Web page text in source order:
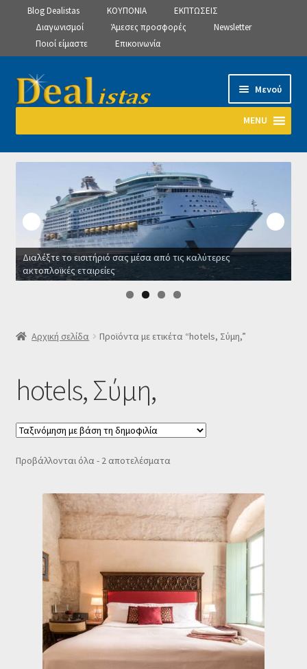
Blog Dealistas ΚΟΥΠΟΝΙΑ
ΕΚΠΤΩΣΕΙΣ
Διαγωνισμοί
Άμεσες προσφορές
Newsletter
Ποιοί είμαστε
Επικοινωνία
Απευθείας
μετάβαση
πλοήγηση
Μετάβαση
σε
Μενού
MENU
Αρχική
Manage Subscriptions
Manage Subscriptions
Manage Subscriptions
SLIDER
Κατάστημα
Ο λογαριασμός μου
Ταμείο
HOME
Διαλέξτε το εισιτήριό σας μέσα από τις καλύτερες
ακτοπλοϊκές εταιρείες
Αρχική σελίδα Προϊόντα με ετικέτα “hotels, Σύμη,”
hotels, Σύμη,
Προβάλλονται όλα - 2 αποτελέσματαSorted